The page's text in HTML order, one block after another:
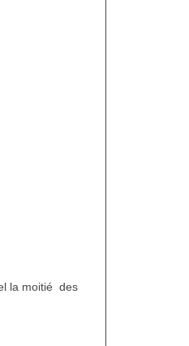
la moitié des